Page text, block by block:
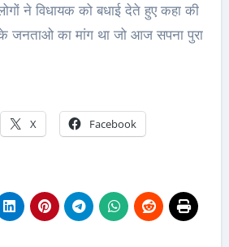
ने विधायक को बधाई देते हुए कहा की
के जनताओ का मांग था जो आज सपना पुरा
X Facebook